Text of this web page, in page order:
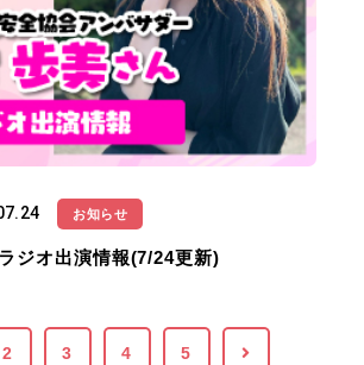
お知らせ
ジオ出演情報(7/24更新)
2 3 4 5